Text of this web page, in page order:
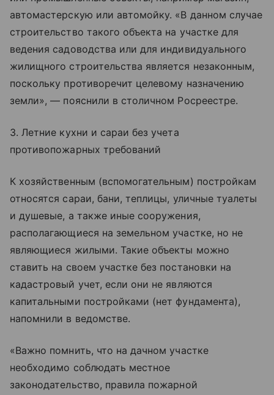
автомастерскую или автомойку. «В данном случае
строительство такого объекта на участке для
ведения садоводства или для индивидуального
жилищного строительства является незаконным,
поскольку противоречит целевому назначению
земли», — пояснили в столичном Росреестре.
3. Летние кухни и сараи без учета
противопожарных требований
К хозяйственным (вспомогательным) постройкам
относятся сараи, бани, теплицы, уличные туалеты
и душевые, а также иные сооружения,
располагающиеся на земельном участке, но не
являющиеся жилыми. Такие объекты можно
ставить на своем участке без постановки на
кадастровый учет, если они не являются
капитальными постройками (нет фундамента),
напомнили в ведомстве.
«Важно помнить, что на дачном участке
необходимо соблюдать местное
законодательство, правила пожарной